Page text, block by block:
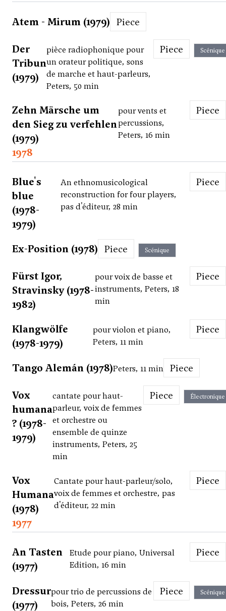
Atem - Mirum (1979) Piece
Der
Tribun
(1979)
pièce radiophonique pour
un orateur politique, sons
de marche et haut-parleurs,
Peters, 50 min
Piece Scénique
Zehn Märsche um
den Sieg zu verfehlen
(1979)
pour vents et
percussions,
Peters, 16 min
Piece
1978
Blue's
blue
(1978-
1979)
An ethnomusicological
reconstruction for four players,
pas d'éditeur, 28 min
Piece
Ex-Position (1978) Piece Scénique
Fürst Igor,
Stravinsky (1978-
1982)
pour voix de basse et
instruments, Peters, 18
min
Piece
Klangwölfe
(1978-1979)
pour violon et piano,
Peters, 11 min
Piece
Tango Alemán (1978)Peters, 11 min Piece
Vox
humana
? (1978-
1979)
cantate pour haut-
parleur, voix de femmes
et orchestre ou
ensemble de quinze
instruments, Peters, 25
min
Piece Électronique
Vox
Humana
(1978)
Cantate pour haut-parleur/solo,
voix de femmes et orchestre, pas
d'éditeur, 22 min
Piece
1977
An Tasten
(1977)
Etude pour piano, Universal
Edition, 16 min
Piece
Dressur
(1977)
pour trio de percussions de
bois, Peters, 26 min
Piece Scénique